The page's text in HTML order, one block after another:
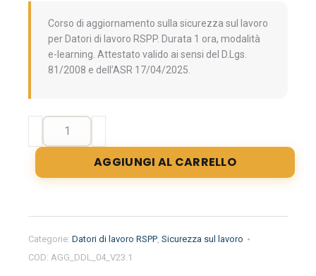
Corso di aggiornamento sulla sicurezza sul lavoro
per Datori di lavoro RSPP. Durata 1 ora, modalità
e-learning. Attestato valido ai sensi del D.Lgs.
81/2008 e dell’ASR 17/04/2025.
Aggiornamento
formazione
per
datori
RSPP.
sulle
attrezzature
AGGIUNGI AL CARRELLO
Categorie: Datori di lavoro RSPP, Sicurezza sul lavoro
COD: AGG_DDL_04_V23.1